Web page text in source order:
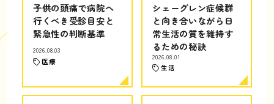
子供の頭痛で病院へ
行くべき受診目安と
緊急性の判断基準
2026.08.03
医療
シェーグレン症候群
と向き合いながら日
常生活の質を維持す
るための秘訣
2026.08.01
生活